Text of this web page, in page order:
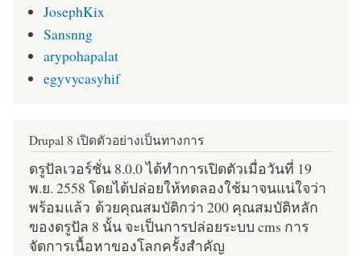
JosephKix
Sansnng
arypohapalat
egyvycasyhif
Drupal 8 เปิดตัวอย่างเป็นทางการ
ดรูปัลเวอร์ชั่น 8.0.0 ได้ทำการเปิดตัวเมื่อวันที่ 19
พ.ย. 2558 โดยได้ปล่อยให้ทดลองใช้มาจนแน่ใจว่า
พร้อมแล้ว ด้วยคุณสมบัติกว่า 200 คุณสมบัติหลัก
ของดรูปัล 8 นั้น จะเป็นการปล่อยระบบ cms การ
จัดการเนื้อหาของโลกครั้งสำคัญ